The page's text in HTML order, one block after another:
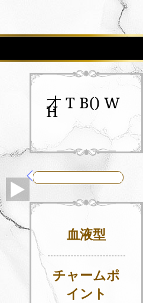
才 T B() W
H
血液型
チャームポ
イント